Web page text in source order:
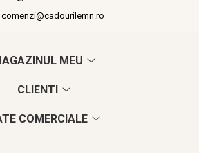
comenzi@cadourilemn.ro
MEU
CLIENTI
COMERCIALE